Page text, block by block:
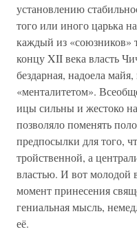
установлению
того или иного царька
каждый из «союзников»
концу XII века власть
бездарная, надоела
«менталитетом».
ицы сильны и жестоко
позволяло поменять
предпосылки для того,
тройственной, а
властью. И вот молодой
момент принесения
гениальная мысль,
её.